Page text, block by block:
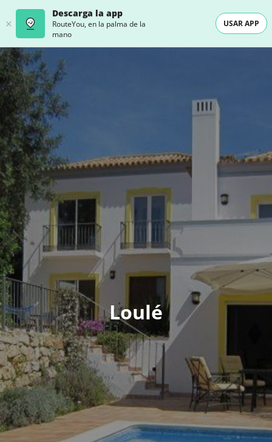
Descarga la app
RouteYou, en la palma de la
mano
USAR APP
Loulé